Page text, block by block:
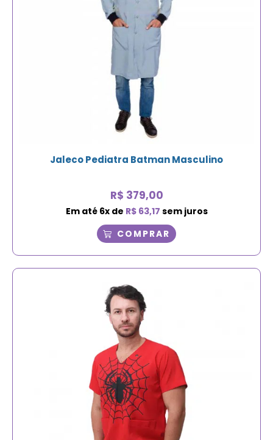
Jaleco Pediatra Batman Masculino
R$ 379,00
Em até 6x de R$63,17 sem juros
COMPRAR